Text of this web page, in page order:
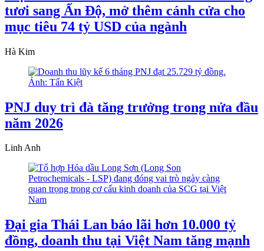
tươi sang Ấn Độ, mở thêm cánh cửa cho
mục tiêu 74 tỷ USD của ngành
Hà Kim
PNJ duy trì đà tăng trưởng trong nửa đầu
năm 2026
Linh Anh
Đại gia Thái Lan báo lãi hơn 10.000 tỷ
đồng, doanh thu tại Việt Nam tăng mạnh